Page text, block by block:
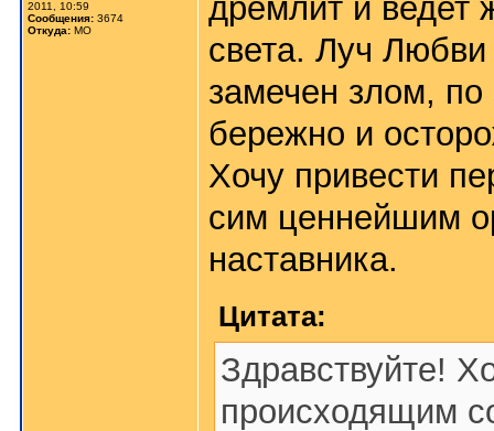
2011, 10:59
Сообщения: 3674
Откуда: МО
дремлит и ведет
света. Луч
замечен злом,
бережно и
Хочу привести
сим ценнейшим
наставника.
Цитата:
Здравствуйте!
происходящим